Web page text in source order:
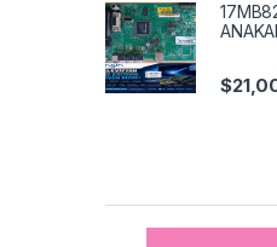
$
Brands Carousel